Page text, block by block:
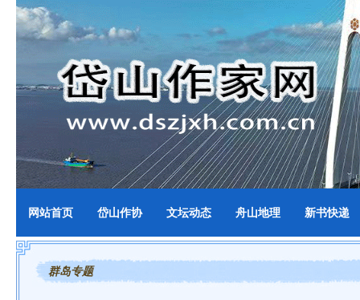
网站首页 岱山作协 文坛动态 舟山地理 新书快递
群岛专题